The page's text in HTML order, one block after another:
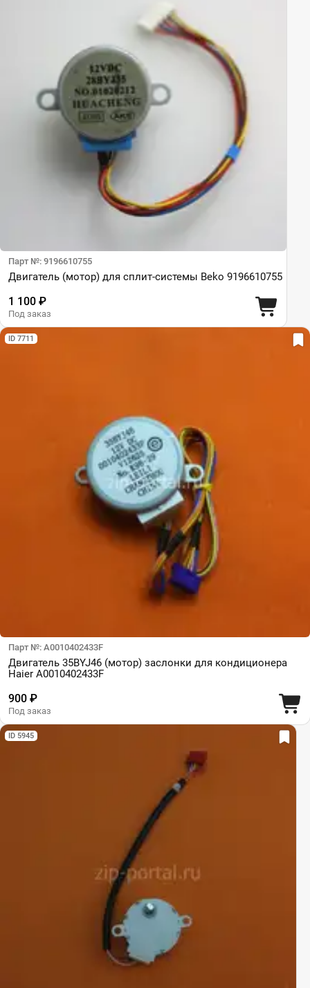
Парт №: 9196610755
Двигатель (мотор) для сплит-системы Beko 9196610755
1 100 ₽
Под заказ
ID 7711
Парт №: A0010402433F
Двигатель 35BYJ46 (мотор) заслонки для кондиционера
Haier A0010402433F
900 ₽
Под заказ
ID 5945